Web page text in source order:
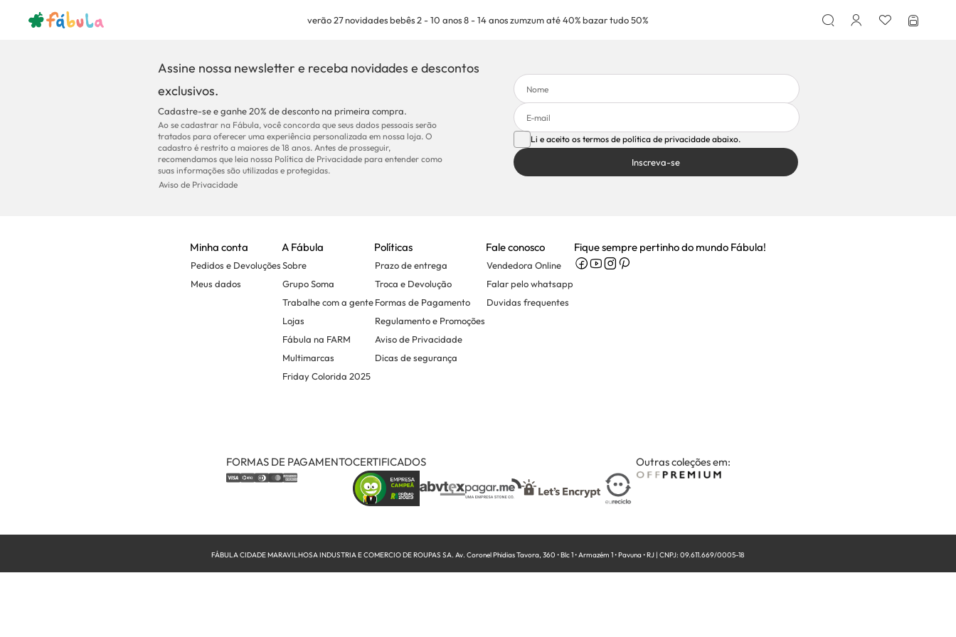
verão 27novidadesbebês2 - 10 anos8 - 14 anoszumzum até 40%bazar tudo 50%
Assine nossa newsletter e receba novidades e descontos
exclusivos.
Cadastre-se e ganhe 20% de desconto na primeira compra.
Ao se cadastrar na Fábula, você concorda que seus dados pessoais serão
tratados para oferecer uma experiência personalizada em nossa loja. O
cadastro é restrito a maiores de 18 anos. Antes de prosseguir,
recomendamos que leia nossa Política de Privacidade para entender como
suas informações são utilizadas e protegidas.
Aviso de Privacidade
Li e aceito os termos de política de privacidade abaixo.
Inscreva-se
Minha conta
Pedidos e Devoluções
Meus dados
A Fábula
Sobre
Grupo Soma
Trabalhe com a gente
Lojas
Fábula na FARM
Multimarcas
Friday Colorida 2025
Políticas
Prazo de entrega
Troca e Devolução
Formas de Pagamento
Regulamento e Promoções
Aviso de Privacidade
Dicas de segurança
Fale conosco
Vendedora Online
Falar pelo whatsapp
Duvidas frequentes
Fique sempre pertinho do mundo Fábula!
FORMAS DE PAGAMENTOCERTIFICADOS Outras coleções em:
FÁBULA CIDADE MARAVILHOSA INDUSTRIA E COMERCIO DE ROUPAS SA. Av. Coronel Phidias Tavora, 360 • Blc 1 • Armazém 1 • Pavuna • RJ | CNPJ: 09.611.669/0005-18